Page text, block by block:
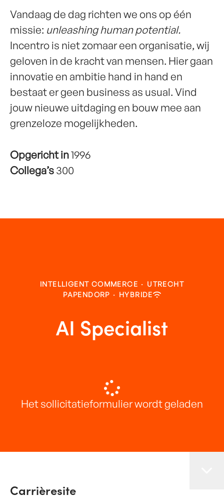
Vandaag de dag richten we ons op één
missie: unleashing human potential.
Incentro is niet zomaar een organisatie, wij
geloven in de kracht van mensen. Hier gaan
innovatie en ambitie hand in hand en
bestaat er geen business as usual. Vind
jouw nieuwe uitdaging en bouw mee aan
grenzeloze mogelijkheden.
Opgericht in1996
Collega’s300
INTELLIGENT COMMERCE · UTRECHT
PAPENDORP · HYBRIDE
AI Specialist
Het sollicitatieformulier wordt geladen
Carrièresite